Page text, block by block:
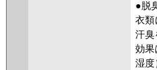
●脱
衣類
汗臭
効果
湿度